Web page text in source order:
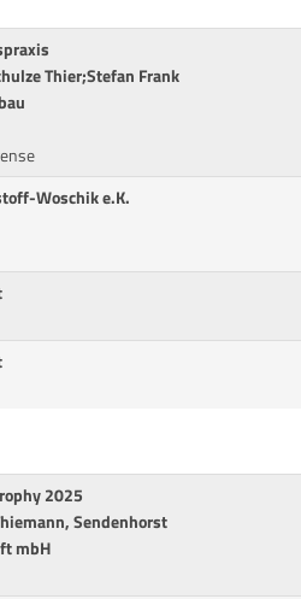
Thier;Stefan Frank
Woschik e.K.
2025
Sendenhorst
mbH